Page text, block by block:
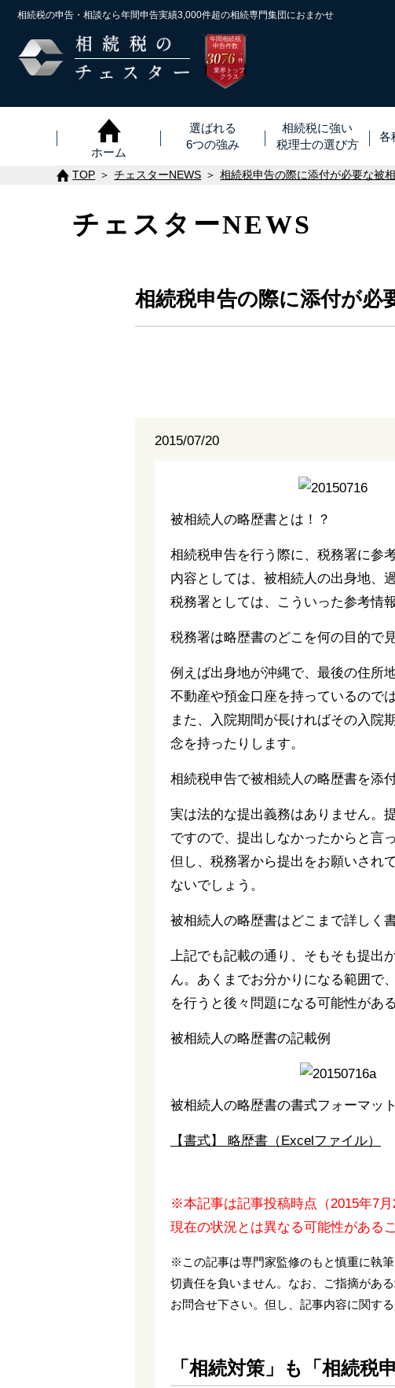
相続税の申告・相談なら年間申告実績3,000件超の相続専門集団におまかせ
年間相続税
申告件数
3076 ※
件
業界トップ
クラス
ホーム
選ばれる
6つの強み
相続税に強い
税理士の選び方
各
TOP チェスターNEWS 相続税申告の際に添付が必要な被
チェスターNEWS
相続税申告の際に添付が必
2015/07/20
被相続人の略歴書とは！？
相続税申告を行う際に、税務署に参
内容としては、被相続人の出身地、
税務署としては、こういった参考情
税務署は略歴書のどこを何の目的で
例えば出身地が沖縄で、最後の住所
不動産や預金口座を持っているので
また、入院期間が長ければその入院
念を持ったりします。
相続税申告で被相続人の略歴書を添
実は法的な提出義務はありません。
ですので、提出しなかったからと言
但し、税務署から提出をお願いされ
ないでしょう。
被相続人の略歴書はどこまで詳しく
上記でも記載の通り、そもそも提
ん。あくまでお分かりになる範囲で
を行うと後々問題になる可能性があ
被相続人の略歴書の記載例
被相続人の略歴書の書式フォーマッ
【書式】 略歴書（Excelファイル）
※本記事は記事投稿時点（2015年7
現在の状況とは異なる可能性がある
※この記事は専門家監修のもと慎重に執
切責任を負いません。なお、ご指摘があ
お問合せ下さい。但し、記事内容に関す
「相続対策」も「相続税